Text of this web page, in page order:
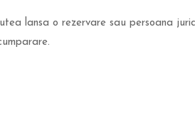
lansa o rezervare sau persoana